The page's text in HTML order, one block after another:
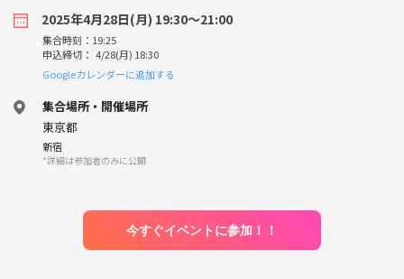
2025年4月28日(月) 19:30〜21:00
集合時刻：19:25
申込締切： 4/28(月) 18:30
Googleカレンダーに追加する
集合場所・開催場所
東京都
新宿
*詳細は参加者のみに公開
今すぐイベントに参加！！